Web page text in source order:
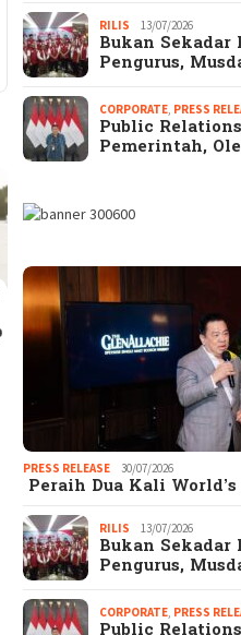
Terungkap! Alasan
Mengejutkan Kenapa
Banyak Wanita Memilih
HTS daripada Pacaran
RILIS 13/07/2026
Bukan Sekadar
Pengurus,
CORPORATE PRESS
Public
Pemerintah,
PRESS RELEASE 30/07/2026
Peraih Dua Kali
RILIS 13/07/2026
Bukan Sekadar
Pengurus,
CORPORATE PRESS